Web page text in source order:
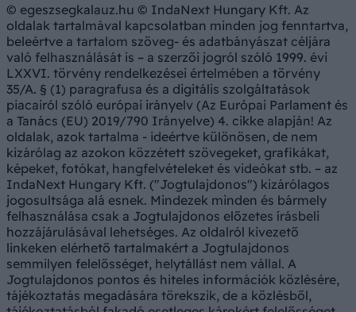
© egeszsegkalauz.hu © IndaNext Hungary Kft. Az
oldalak tartalmával kapcsolatban minden jog fenntartva,
beleértve a tartalom szöveg- és adatbányászat céljára
való felhasználását is – a szerzői jogról szóló 1999. évi
LXXVI. törvény rendelkezései értelmében a törvény
35/A. § (1) paragrafusa és a digitális szolgáltatások
piacairól szóló európai irányelv (Az Európai Parlament és
a Tanács (EU) 2019/790 Irányelve) 4. cikke alapján! Az
oldalak, azok tartalma - ideértve különösen, de nem
kizárólag az azokon közzétett szövegeket, grafikákat,
képeket, fotókat, hangfelvételeket és videókat stb. – az
IndaNext Hungary Kft. ("Jogtulajdonos") kizárólagos
jogosultsága alá esnek. Mindezek minden és bármely
felhasználása csak a Jogtulajdonos előzetes írásbeli
hozzájárulásával lehetséges. Az oldalról kivezető
linkeken elérhető tartalmakért a Jogtulajdonos
semmilyen felelősséget, helytállást nem vállal. A
Jogtulajdonos pontos és hiteles információk közlésére,
tájékoztatás megadására törekszik, de a közlésből,